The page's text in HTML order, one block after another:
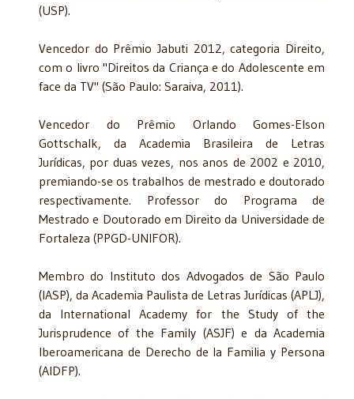
(USP).
Vencedor do Prêmio Jabuti 2012, categoria Direito,
com o livro "Direitos da Criança e do Adolescente em
face da TV" (São Paulo: Saraiva, 2011).
Vencedor do Prêmio Orlando Gomes-Elson
Gottschalk, da Academia Brasileira de Letras
Jurídicas, por duas vezes, nos anos de 2002 e 2010,
premiando-se os trabalhos de mestrado e doutorado
respectivamente. Professor do Programa de
Mestrado e Doutorado em Direito da Universidade de
Fortaleza (PPGD-UNIFOR).
Membro do Instituto dos Advogados de São Paulo
(IASP), da Academia Paulista de Letras Jurídicas (APLJ),
da International Academy for the Study of the
Jurisprudence of the Family (ASJF) e da Academia
Iberoamericana de Derecho de la Familia y Persona
(AIDFP).